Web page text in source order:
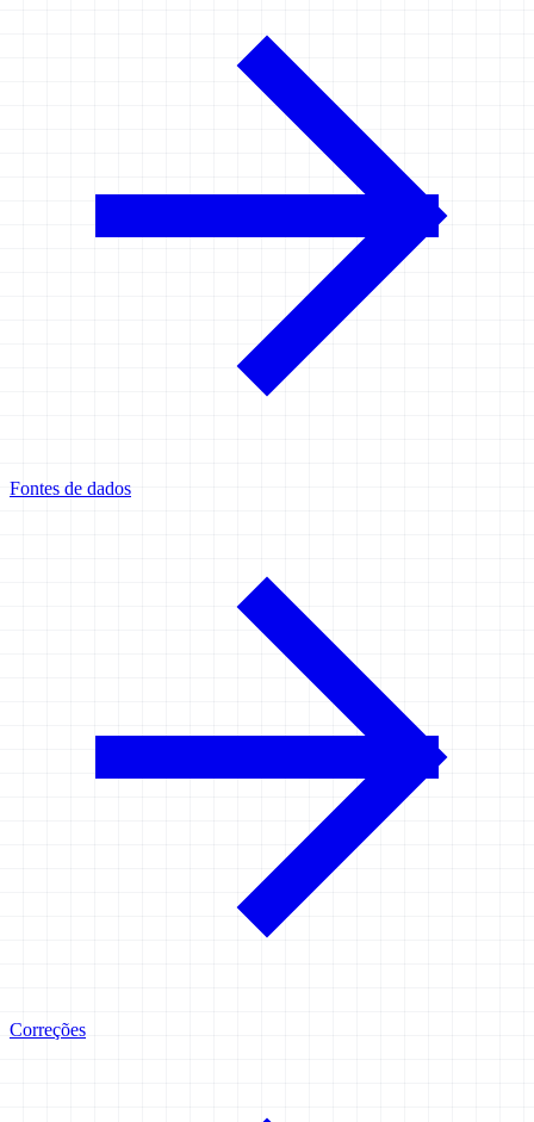
Fontes de dados
Correções